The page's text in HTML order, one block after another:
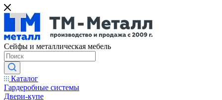
Сейфы и металлическая мебель
Каталог
Гардеробные системы
Двери-купе